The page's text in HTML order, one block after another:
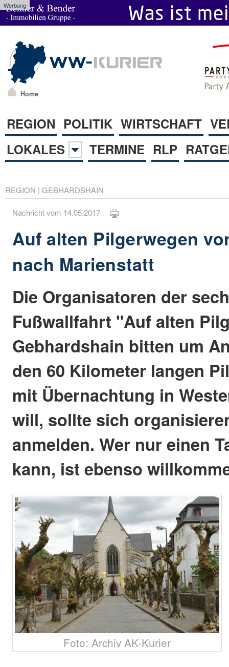
Werbung
Home
REGION POLITIK WIRTSCHAFT
LOKALES
TERMINE RLP
REGION | GEBHARDSHAIN
Nachricht vom 14.05.2017
Auf alten Pilgerwegen
nach Marienstatt
Die Organisatoren der
Fußwallfahrt "Auf alten
Gebhardshain bitten um
den 60 Kilometer langen
mit Übernachtung in
will, sollte sich
anmelden. Wer nur einen
kann, ist ebenso
Foto: Archiv AK-Kurier